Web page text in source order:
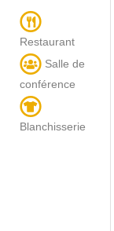
Restaurant
Salle de
conférence
Blanchisserie